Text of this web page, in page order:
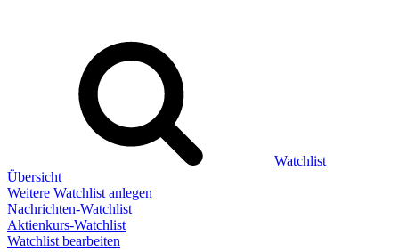
Watchlist
Übersicht
Weitere Watchlist anlegen
Nachrichten-Watchlist
Aktienkurs-Watchlist
Watchlist bearbeiten